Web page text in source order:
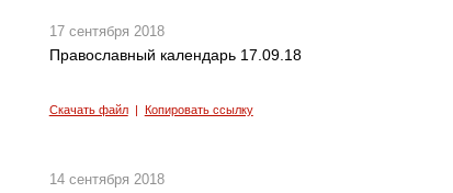
17 сентября 2018
Православный календарь 17.09.18
Скачать файл| Копировать ссылку
14 сентября 2018